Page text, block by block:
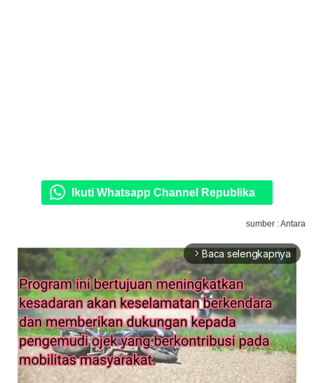
Ikuti Whatsapp Channel Republika
sumber : Antara
arrow_forward_ios Baca selengkapnya